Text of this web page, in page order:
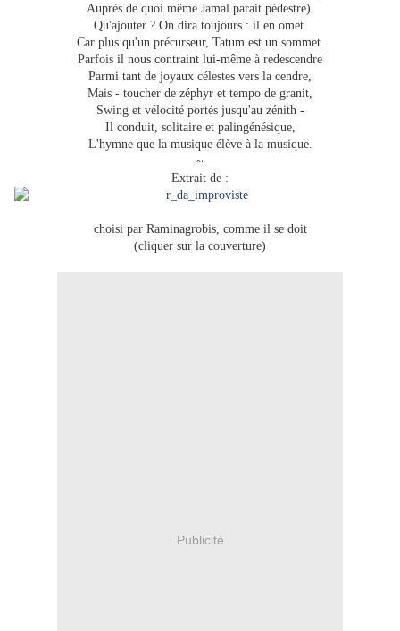
Auprès de quoi même Jamal parait pédestre).
Qu'ajouter ? On dira toujours : il en omet.
Car plus qu'un précurseur, Tatum est un sommet.
Parfois il nous contraint lui-même à redescendre
Parmi tant de joyaux célestes vers la cendre,
Mais - toucher de zéphyr et tempo de granit,
Swing et vélocité portés jusqu'au zénith -
Il conduit, solitaire et palingénésique,
L'hymne que la musique élève à la musique.
~
Extrait de :
choisi par Raminagrobis, comme il se doit
(cliquer sur la couverture)
Publicité